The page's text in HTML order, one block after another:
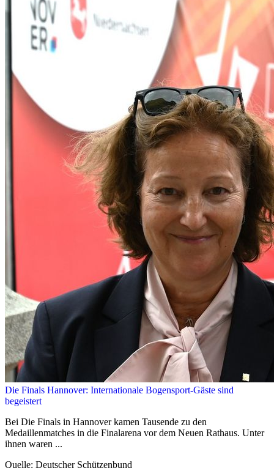
Die Finals Hannover: Internationale Bogensport-Gäste sind
begeistert
Bei Die Finals in Hannover kamen Tausende zu den
Medaillenmatches in die Finalarena vor dem Neuen Rathaus. Unter
ihnen waren ...
Quelle: Deutscher Schützenbund